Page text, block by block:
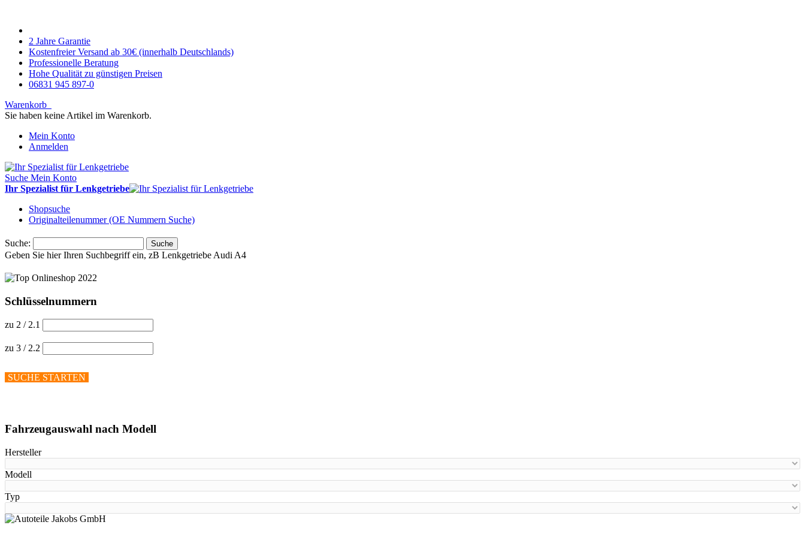
2 Jahre Garantie
Kostenfreier Versand ab 30€ (innerhalb Deutschlands)
Professionelle Beratung
Hohe Qualität zu günstigen Preisen
06831 945 897-0
Warenkorb
Sie haben keine Artikel im Warenkorb.
Mein Konto
Anmelden
Suche Mein Konto
Ihr Spezialist für Lenkgetriebe
Shopsuche
Originalteilenummer (OE Nummern Suche)
Suche: Suche
Geben Sie hier Ihren Suchbegriff ein, zB Lenkgetriebe Audi A4
Schlüsselnummern
zu 2 / 2.1
zu 3 / 2.2
SUCHE STARTEN
Fahrzeugauswahl nach Modell
Hersteller
Modell
Typ